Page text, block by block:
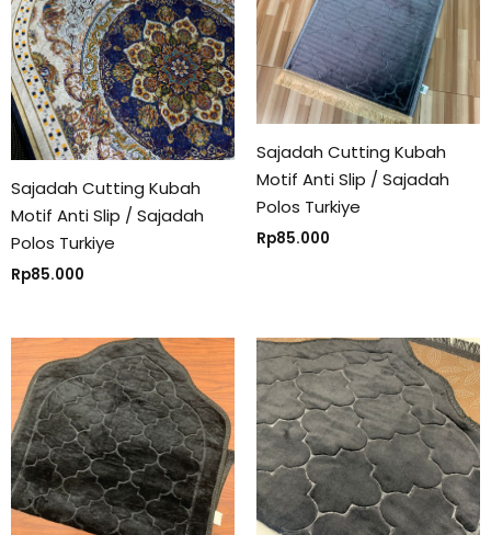
Sajadah Cutting Kubah
Motif Anti Slip / Sajadah
Polos Turkiye
Rp85.000
Sajadah Cutting Kubah
Motif Anti Slip / Sajadah
Polos Turkiye
Rp85.000